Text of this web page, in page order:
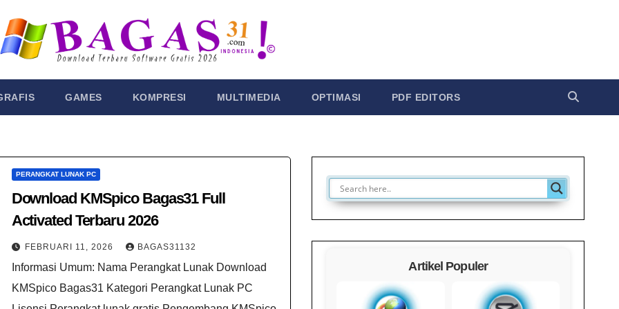
GAMES KOMPRESI MULTIMEDIA OPTIMASI PDF EDITORS
PERANGKAT LUNAK PC
Download KMSpico Bagas31 Full
Activated Terbaru 2026
FEBRUARI 11, 2026 BAGAS31132
Informasi Umum: Nama Perangkat Lunak Download
KMSpico Bagas31 Kategori Perangkat Lunak PC
Artikel Populer